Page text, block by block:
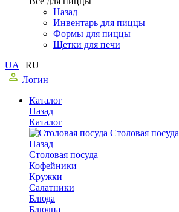
Назад
Инвентарь для пиццы
Формы для пиццы
Щетки для печи
UA | RU
Логин
Каталог
Назад
Каталог
Столовая посуда
Назад
Столовая посуда
Кофейники
Кружки
Салатники
Блюда
Блюдца